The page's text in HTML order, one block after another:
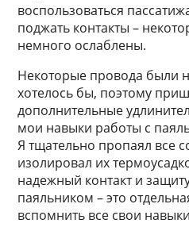
воспользоваться
поджать контакты –
немного ослаблены.
Некоторые провода были
хотелось бы, поэтому
дополнительные
мои навыки работы с
Я тщательно пропаял все
изолировал их
надежный контакт и
паяльником – это
вспомнить все свои